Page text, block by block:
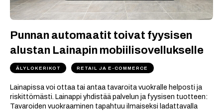
Punnan automaatit toivat fyysisen
alustan Lainapin mobiilisovellukselle
ÄLYLOKERIKOT RETAIL JA E-COMMERCE
Lainapissa voi ottaa tai antaa tavaroita vuokralle helposti ja
riskittömästi. Lainappi yhdistää palvelun ja fyysisen tuotteen:
Tavaroiden vuokraaminen tapahtuu ilmaiseksi ladattavalla